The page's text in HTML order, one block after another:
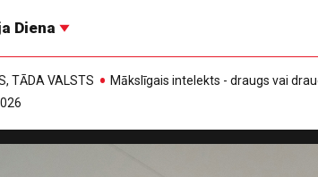
Diena
TĀDA VALSTS
Mākslīgais intelekts - draugs vai